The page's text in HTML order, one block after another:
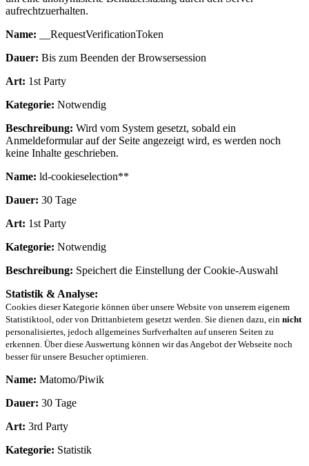
aufrechtzuerhalten.
Name: __RequestVerificationToken
Dauer: Bis zum Beenden der Browsersession
Art: 1st Party
Kategorie: Notwendig
Beschreibung: Wird vom System gesetzt, sobald ein
Anmeldeformular auf der Seite angezeigt wird, es werden noch
keine Inhalte geschrieben.
Name: ld-cookieselection**
Dauer: 30 Tage
Art: 1st Party
Kategorie: Notwendig
Beschreibung: Speichert die Einstellung der Cookie-Auswahl
Statistik & Analyse:
Cookies dieser Kategorie können über unsere Website von unserem eigenem
Statistiktool, oder von Drittanbietern gesetzt werden. Sie dienen dazu, ein nicht
personalisiertes, jedoch allgemeines Surfverhalten auf unseren Seiten zu
erkennen. Über diese Auswertung können wir das Angebot der Webseite noch
besser für unsere Besucher optimieren.
Name: Matomo/Piwik
Dauer: 30 Tage
Art: 3rd Party
Kategorie: Statistik